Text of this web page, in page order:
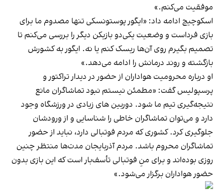
موفقیت می‌کنم.»
اسکوچیچ ادامه داد: «ایگور پوستونسکی تنها مصدوم ما برای
بازی فرداست و وضعیت یکی‌دو بازیکن دیگر را بررسی می‌کنم تا
تصمیم بگیرم روی آن‌ها ریسک کنم یا نه. ایگور به کشورش
بازگشته و روند درمانش را ادامه می‌دهد.»
او درباره محرومیت هواداران از حضور در دیدار تراکتور و
پرسپولیس گفت: «مطمئن نیستم نبود تماشاگران مانع
نتیجه‌گیری تیم ما شود. دوربین های زیادی در ورزشگاه وجود
دارد و می‌توان تماشاگران خاطی را شناسایی و از ورودشان
جلوگیری کرد. کشوری که مردم فوتبالی دارد، نباید از حضور
تماشاگران محروم باشد. مردم آذربایجان مدت‌ها منتظر چنین
روزی بوده‌اند و برای منِ فوتبالی تأسف‌بار است که این بازی بدون
حضور هواداران برگزار می‌شود.»